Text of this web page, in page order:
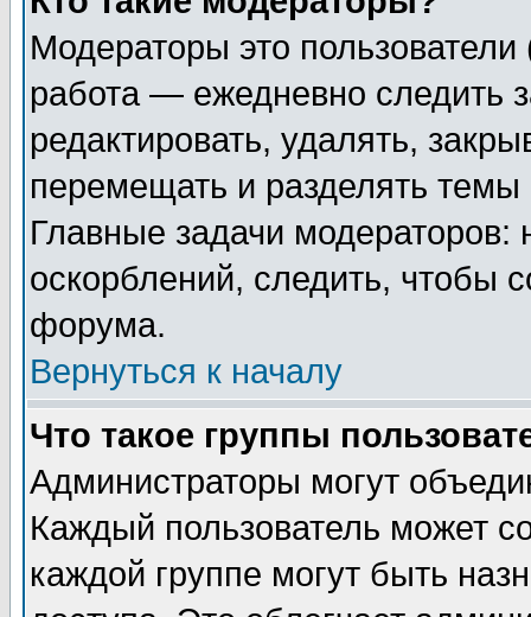
Модераторы это
работа — ежедневно следить
редактировать, удалять,
перемещать и разделять
Главные задачи
оскорблений, следить, чтобы
форума.
Вернуться к началу
Что такое группы
Администраторы могут
Каждый пользователь может
каждой группе могут быть